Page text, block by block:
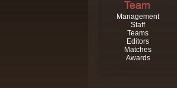
Management
Staff
Teams
Editors
Matches
Awards